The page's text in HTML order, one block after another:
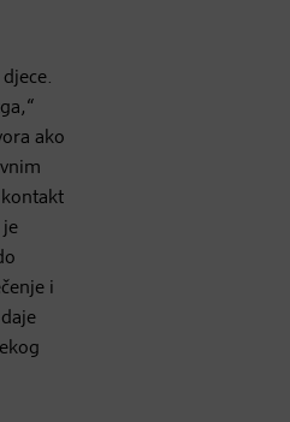
ako
je
i